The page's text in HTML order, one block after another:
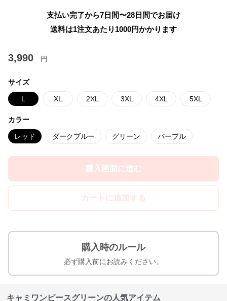
支払い完了から7日間〜28日間でお届け
送料は1注文あたり 1000円かかります
3,990 円
サイズ
L XL 2XL 3XL 4XL 5XL
カラー
レッド ダークブルー グリーン パープル
購入画面に進む
カートに追加する
購入時のルール
必ず購入前にお読みください。
キャミワンピースグリーンの人気アイテム